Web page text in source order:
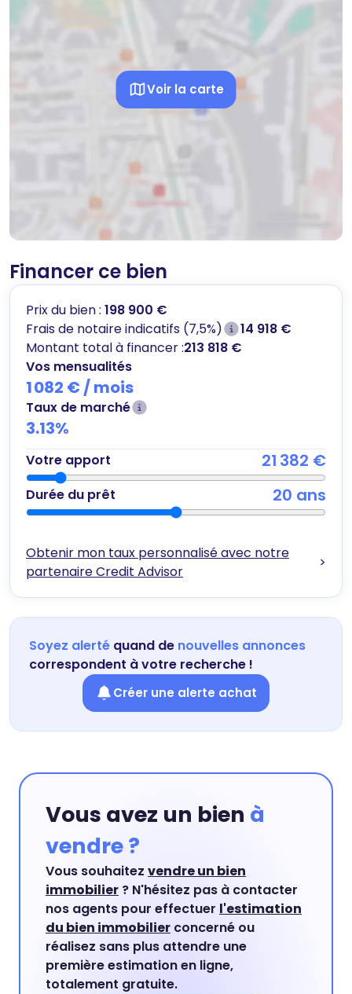
Voir la carte
Financer ce bien
Prix du bien : 198 900 €
Frais de notaire indicatifs (7,5%)
14 918 €
Montant total à financer :213 818 €
Vos mensualités
1 082 € / mois
Taux de marché
3.13%
Votre apport 21 382 €
Durée du prêt 20 ans
Obtenir mon taux personnalisé avec notre
partenaire Credit Advisor
>
Soyez alerté quand de nouvelles annonces
correspondent à votre recherche !
Créer une alerte achat
Vous avez un bien à
vendre ?
Vous souhaitez vendre un bien
immobilier ? N'hésitez pas à contacter
nos agents pour effectuer l'estimation
du bien immobilier concerné ou
réalisez sans plus attendre une
première estimation en ligne,
totalement gratuite.